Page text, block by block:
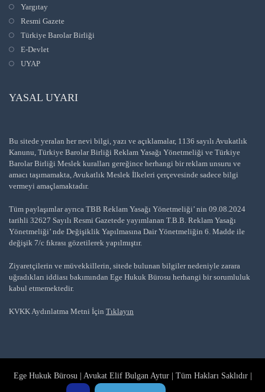
Yargıtay
Resmi Gazete
Türkiye Barolar Birliği
E-Devlet
UYAP
YASAL UYARI
Bu sitede yeralan her nevi bilgi, yazı ve açıklamalar, 1136 sayılı Avukatlık
Kanunu, Türkiye Barolar Birliği Reklam Yasağı Yönetmeliği ve Türkiye
Barolar Birliği Meslek kuralları gereğince herhangi bir reklam unsuru ve
amacı taşımamakta, Avukatlık Meslek İlkeleri çerçevesinde sadece bilgi
vermeyi amaçlamaktadır.
Tüm paylaşımlar ayrıca TBB Reklam Yasağı Yönetmeliği’ nin 09.08.2024
tarihli 32627 Sayılı Resmi Gazetede yayımlanan T.B.B. Reklam Yasağı
Yönetmeliği’ nde Değişiklik Yapılmasına Dair Yönetmeliğin 6. Madde ile
değişik 7/c fıkrası gözetilerek yapılmıştır.
Ziyaretçilerin ve müvekkillerin, sitede bulunan bilgiler nedeniyle zarara
uğradıkları iddiası bakımından Ege Hukuk Bürosu herhangi bir sorumluluk
kabul etmemektedir.
KVKK Aydınlatma Metni İçin Tıklayın
Ege Hukuk Bürosu | Avukat Elif Bulgan Aytur | Tüm Hakları Saklıdır |